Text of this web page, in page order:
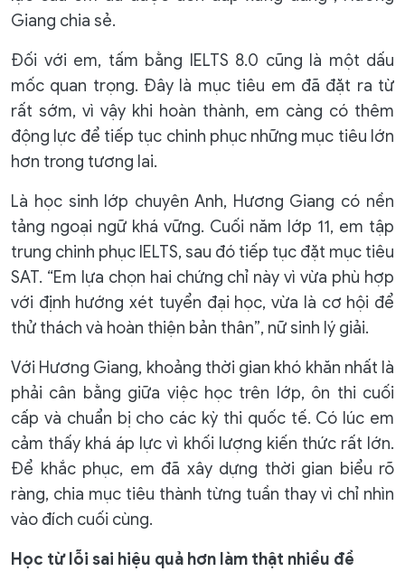
Giang chia sẻ.
Đối với em, tấm bằng IELTS 8.0 cũng là một dấu
mốc quan trọng. Đây là mục tiêu em đã đặt ra từ
rất sớm, vì vậy khi hoàn thành, em càng có thêm
động lực để tiếp tục chinh phục những mục tiêu lớn
hơn trong tương lai.
Là học sinh lớp chuyên Anh, Hương Giang có nền
tảng ngoại ngữ khá vững. Cuối năm lớp 11, em tập
trung chinh phục IELTS, sau đó tiếp tục đặt mục tiêu
SAT. “Em lựa chọn hai chứng chỉ này vì vừa phù hợp
với định hướng xét tuyển đại học, vừa là cơ hội để
thử thách và hoàn thiện bản thân”, nữ sinh lý giải.
Với Hương Giang, khoảng thời gian khó khăn nhất là
phải cân bằng giữa việc học trên lớp, ôn thi cuối
cấp và chuẩn bị cho các kỳ thi quốc tế. Có lúc em
cảm thấy khá áp lực vì khối lượng kiến thức rất lớn.
Để khắc phục, em đã xây dựng thời gian biểu rõ
ràng, chia mục tiêu thành từng tuần thay vì chỉ nhìn
vào đích cuối cùng.
Học từ lỗi sai hiệu quả hơn làm thật nhiều đề